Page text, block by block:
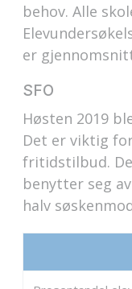
behov. Alle
er
SFO
Høsten 2019
Det er viktig
fritidstilbud.
benytter seg
halv